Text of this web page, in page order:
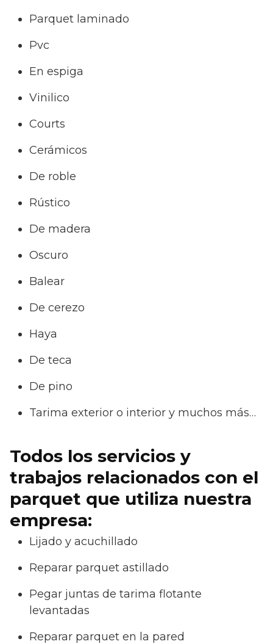
Parquet laminado
Pvc
En espiga
Vinilico
Courts
Cerámicos
De roble
Rústico
De madera
Oscuro
Balear
De cerezo
Haya
De teca
De pino
Tarima exterior o interior y muchos más…
Todos los servicios y
trabajos relacionados con el
parquet que utiliza nuestra
empresa:
Lijado y acuchillado
Reparar parquet astillado
Pegar juntas de tarima flotante
levantadas
Reparar parquet en la pared